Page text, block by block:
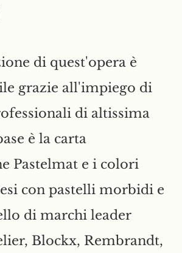
di quest'opera è
grazie all'impiego di
di altissima
è la carta
Pastelmat e i colori
con pastelli morbidi e
di marchi leader
Blockx, Rembrandt,